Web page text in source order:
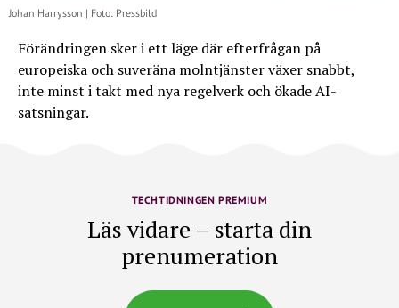
Johan Harrysson | Foto: Pressbild
Förändringen sker i ett läge där efterfrågan på
europeiska och suveräna molntjänster växer snabbt,
inte minst i takt med nya regelverk och ökade AI-
satsningar.
TECHTIDNINGEN PREMIUM
Läs vidare – starta din
prenumeration